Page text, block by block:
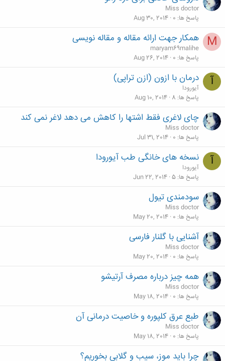
Miss doctor
پاسخ ها 0
Aug 30, 2014
M همکار جهت ارائه مقاله و مقاله نویسی
maryam69malihe
پاسخ ها 0
Aug 26, 2014
آ درمان با ازون (ازن تراپی)
آیورودا
پاسخ ها 8
Aug 10, 2014
چای لاغری فقط اشتها را کاهش می دهد لاغر نمی کند
Miss doctor
پاسخ ها 0
Jul 31, 2014
آ نسخه هاى خانگى طب آيورودا
آیورودا
پاسخ ها 5
Jun 22, 2014
سودمندی تیول
Miss doctor
پاسخ ها 0
May 20, 2014
آشنایی با گلنار فارسی
Miss doctor
پاسخ ها 0
May 20, 2014
همه چیز درباره مصرف آرتیشو
Miss doctor
پاسخ ها 0
May 18, 2014
طبع عرق کلپوره و خاصیت درمانی آن
Miss doctor
پاسخ ها 0
May 18, 2014
چرا باید موز، سیب و گلابی بخوریم؟